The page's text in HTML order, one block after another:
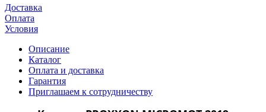
Доставка
Оплата
Условия
Описание
Каталог
Оплата и доставка
Гарантия
Приглашаем к сотрудничеству